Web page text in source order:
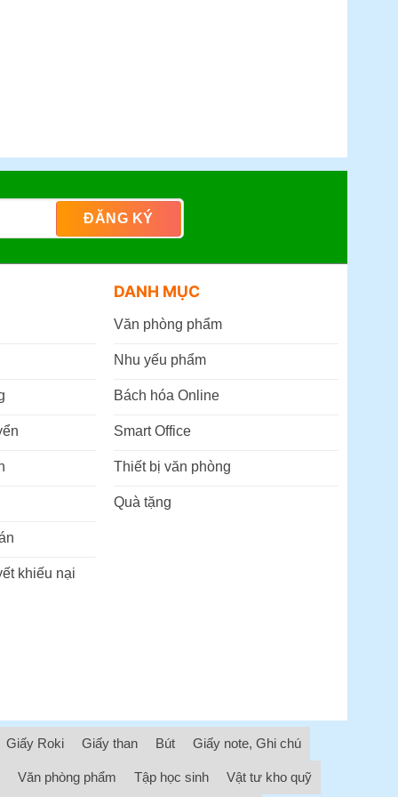
khiếu nại
DANH MỤC
Văn phòng phẩm
Nhu yếu phẩm
Bách hóa Online
Smart Office
Thiết bị văn phòng
Quà tặng
Giấy Roki Giấy than Bút Giấy note, Ghi chú
Văn phòng phẩm Tập học sinh Vật tư kho quỹ